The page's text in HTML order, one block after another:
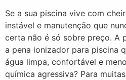
Se a sua piscina vive com
instável e manutenção que
certa não é só sobre preço. A
a pena ionizador para piscina
água limpa, confortável e
química agressiva? Para